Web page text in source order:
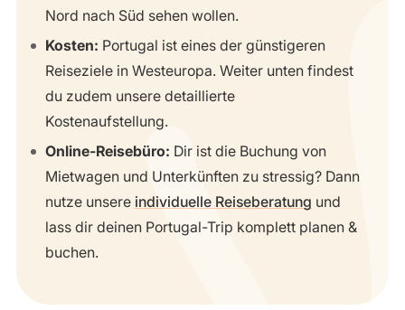
Nord nach Süd sehen wollen.
Kosten: Portugal ist eines der günstigeren
Reiseziele in Westeuropa. Weiter unten findest
du zudem unsere detaillierte
Kostenaufstellung.
Online-Reisebüro: Dir ist die Buchung von
Mietwagen und Unterkünften zu stressig? Dann
nutze unsere individuelle Reiseberatung und
lass dir deinen Portugal-Trip komplett planen &
buchen.